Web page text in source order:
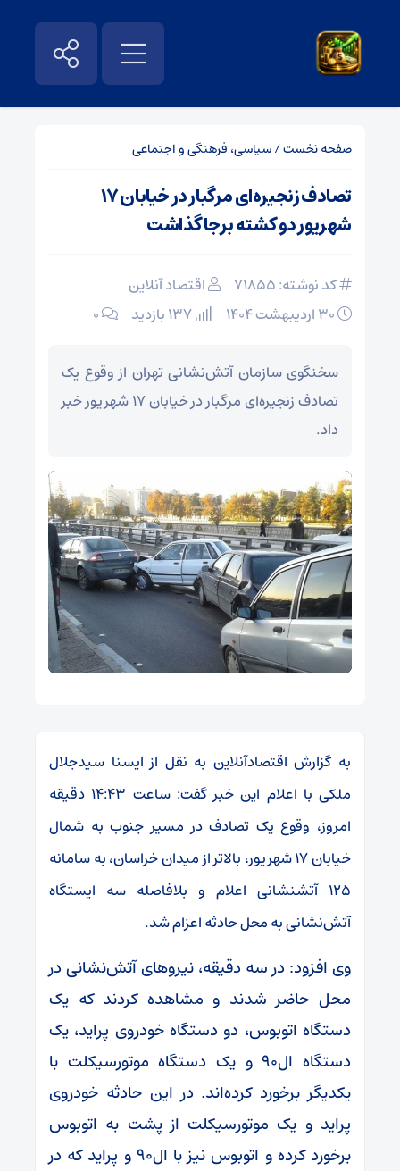
صفحه نخست/سیاسی، فرهنگی و اجتماعی
تصادف زنجیره‌ای مرگبار در خیابان ۱۷
شهریور دو کشته برجا گذاشت
کد نوشته: 71855
اقتصاد آنلاین
۰
سخنگوی سازمان آتش‌نشانی تهران از وقوع یک
تصادف زنجیره‌ای مرگبار در خیابان ۱۷ شهریور خبر
داد.
به گزارش اقتصادآنلاین به نقل از ایسنا سیدجلال
ملکی با اعلام این خبر گفت: ساعت ۱۴:۴۳ دقیقه
امروز، وقوع یک تصادف در مسیر جنوب به شمال
خیابان ۱۷ شهریور، بالاتر از میدان خراسان، به سامانه
۱۲۵ آتشنشانی اعلام و بلافاصله سه ایستگاه
آتش‌نشانی به محل حادثه اعزام شد.
وی افزود: در سه دقیقه، نیرو‌های آتش‌نشانی در
محل حاضر شدند و مشاهده کردند که یک
دستگاه اتوبوس، دو دستگاه خودروی پراید، یک
دستگاه ال۹۰ و یک دستگاه موتورسیکلت با
یکدیگر برخورد کرده‌اند. در این حادثه خودروی
پراید و یک موتورسیکلت از پشت به اتوبوس
برخورد کرده و اتوبوس نیز با ال۹۰ و پراید که در